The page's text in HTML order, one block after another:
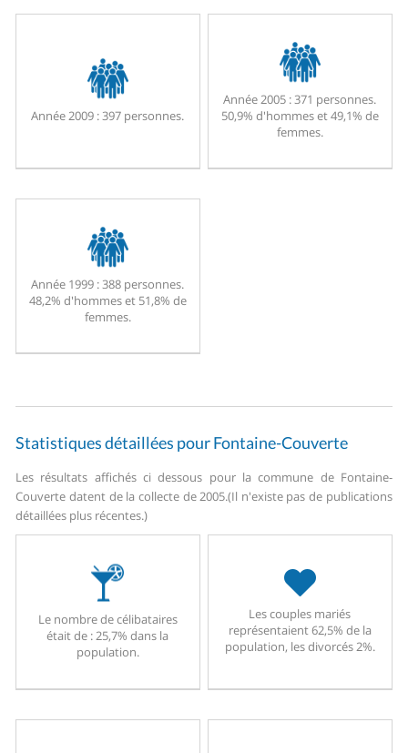
Année 2009 :397 personnes.
Année 2005 :371 personnes.
50,9% d'hommes et 49,1% de
femmes.
Année 1999 :388 personnes.
48,2% d'hommes et 51,8% de
femmes.
Statistiques détaillées pour Fontaine-Couverte
Les résultats affichés ci dessous pour la commune de Fontaine-
Couverte datent de la collecte de 2005.(Il n'existe pas de publications
détaillées plus récentes.)
Le nombre de célibataires
était de : 25,7% dans la
population.
Les couples mariés
représentaient 62,5% de la
population, les divorcés 2%.